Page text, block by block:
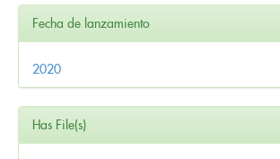
Fecha de lanzamiento
2020
Has File(s)